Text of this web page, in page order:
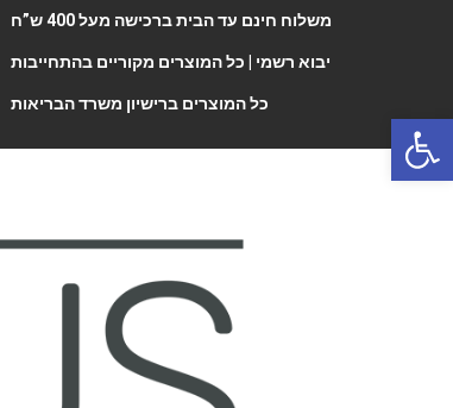
משלוח חינם עד הבית ברכישה מעל 400 ש”ח
יבוא רשמי | כל המוצרים מקוריים בהתחייבות
כל המוצרים ברישיון משרד הבריאות